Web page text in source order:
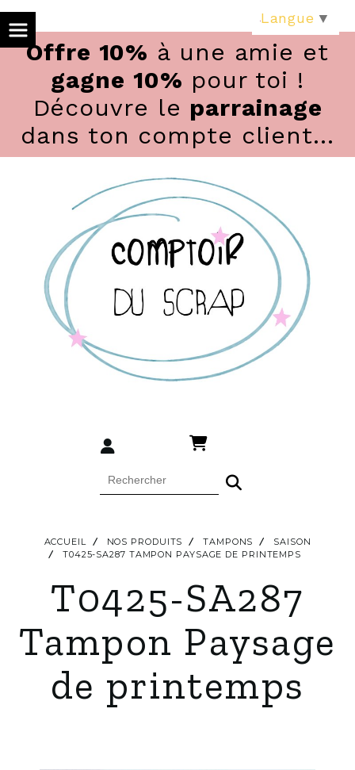
Offre 10% à une amie et
gagne 10% pour toi !
Découvre le parrainage
dans ton compte client...
ACCUEIL NOS PRODUITS TAMPONS
SAISON
T0425-SA287 TAMPON PAYSAGE DE PRINTEMPS
T0425-SA287
Tampon Paysage
de printemps
Langue ▼